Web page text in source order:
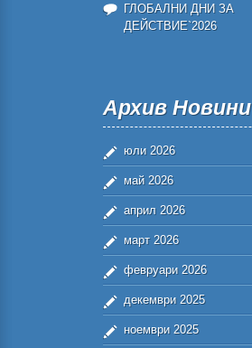
ГЛОБАЛНИ ДНИ ЗА
ДЕЙСТВИЕ`2026
Архив Новини
юли 2026
май 2026
април 2026
март 2026
февруари 2026
декември 2025
ноември 2025